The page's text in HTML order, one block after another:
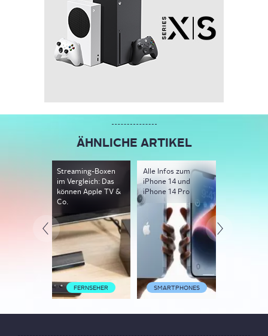
ÄHNLICHE ARTIKEL
FERNSEHER
Streaming-Boxen
im Vergleich: Das
können Apple TV &
Co.
SMARTPHONES
Alle Infos zum
iPhone 14 und
iPhone 14 Pro